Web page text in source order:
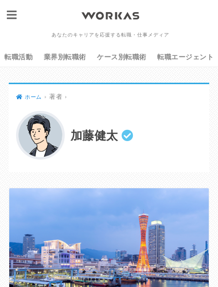
あなたのキャリアを応援する転職・仕事メディア
転職活動 業界別転職術 ケース別転職術 転職エージェント
ホーム 著者
加藤健太